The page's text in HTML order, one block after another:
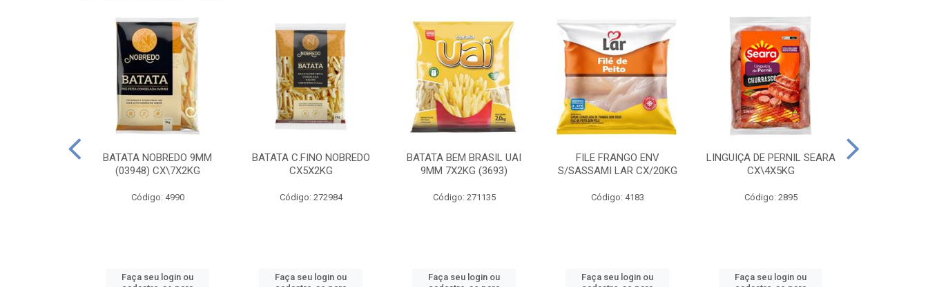
BATATA NOBREDO 9MM
(03948) CX\7X2KG
Código: 4990
Faça seu login ou
BATATA C.FINO NOBREDO
CX5X2KG
Código: 272984
Faça seu login ou
BATATA BEM BRASIL UAI
9MM 7X2KG (3693)
Código: 271135
Faça seu login ou
FILE FRANGO ENV
S/SASSAMI LAR CX/20KG
Código: 4183
Faça seu login ou
LINGUIÇA DE PERNIL SEARA
CX\4X5KG
Código: 2895
Faça seu login ou